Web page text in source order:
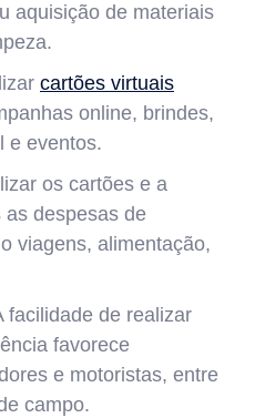
aquisição de materiais
cartões virtuais
online, brindes,
e eventos.
os cartões e a
as despesas de
viagens, alimentação,
facilidade de realizar
favorece
e motoristas, entre
campo.